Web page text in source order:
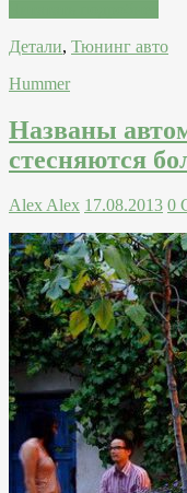
Детали, Тюнинг авто
Hummer
Названы
стесняются
Alex Alex 17.08.2013 0